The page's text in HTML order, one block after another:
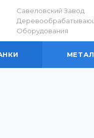
Савеловский Завод
Оборудования